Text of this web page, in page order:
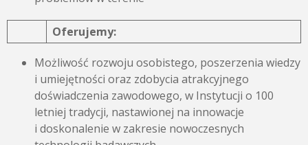
Oferujemy:
Możliwość rozwoju osobistego, poszerzenia wiedzy
i umiejętności oraz zdobycia atrakcyjnego
doświadczenia zawodowego, w Instytucji o 100
letniej tradycji, nastawionej na innowacje
i doskonalenie w zakresie nowoczesnych